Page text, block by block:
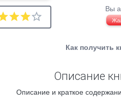
Вы
Как получить
Описание
Описание и краткое